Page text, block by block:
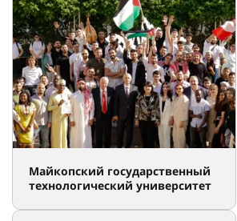
Майкопский государственный
технологический университет